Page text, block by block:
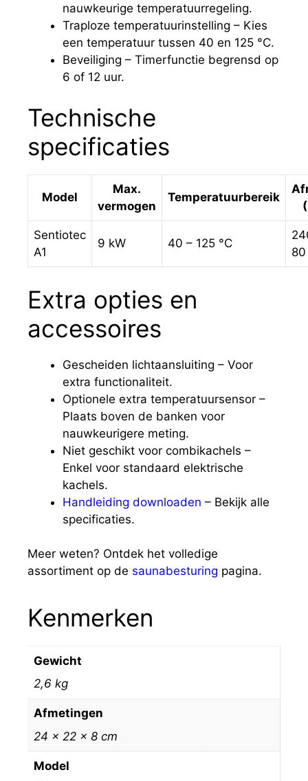
nauwkeurige temperatuurregeling.
Traploze temperatuurinstelling – Kies
een temperatuur tussen 40 en 125 °C.
Beveiliging – Timerfunctie begrensd op
6 of 12 uur.
Technische
specificaties
Model
Max.
vermogen
Temperatuurbereik
Sentiotec
A1
9 kW 40 – 125 °C
Extra opties en
accessoires
Gescheiden lichtaansluiting – Voor
extra functionaliteit.
Optionele extra temperatuursensor –
Plaats boven de banken voor
nauwkeurigere meting.
Niet geschikt voor combikachels –
Enkel voor standaard elektrische
kachels.
Handleiding downloaden – Bekijk alle
specificaties.
Meer weten? Ontdek het volledige
assortiment op de saunabesturing pagina.
Kenmerken
Gewicht
2,6 kg
Afmetingen
24 × 22 × 8 cm
Model